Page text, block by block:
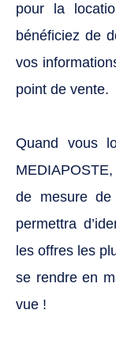
pour la
bénéficiez de
vos
point de vente.
Quand vous
de mesure de
permettra
les offres les
se rendre en
vue !